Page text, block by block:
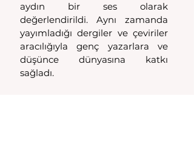
aydın bir ses olarak
değerlendirildi. Aynı zamanda
yayımladığı dergiler ve çeviriler
aracılığıyla genç yazarlara ve
düşünce dünyasına katkı
sağladı.